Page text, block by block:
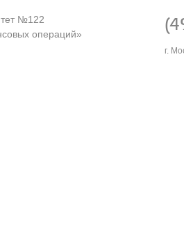
№122
операций»
г.